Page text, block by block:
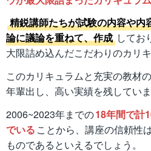
精鋭講師たちが試験の内容や内
論に議論を重ねて、作成 してお
大限詰め込んだこだわりのカリ
このカリキュラムと充実の教材
年輩出し、高い実績を残していま
2006~2023年までの18年間で計
でいる ことから、講座の信頼性
ものであるといえるでしょう。